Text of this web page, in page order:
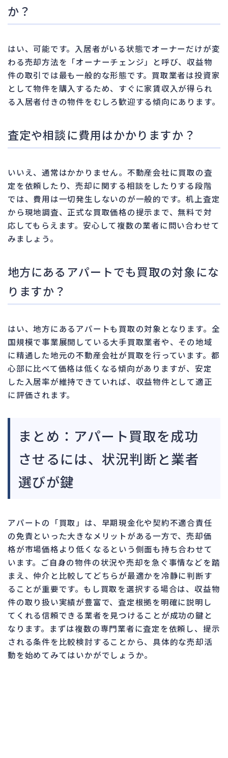
か？
はい、可能です。入居者がいる状態でオーナーだけが変
わる売却方法を「オーナーチェンジ」と呼び、収益物
件の取引では最も一般的な形態です。買取業者は投資家
として物件を購入するため、すぐに家賃収入が得られ
る入居者付きの物件をむしろ歓迎する傾向にあります。
査定や相談に費用はかかりますか？
いいえ、通常はかかりません。不動産会社に買取の査
定を依頼したり、売却に関する相談をしたりする段階
では、費用は一切発生しないのが一般的です。机上査定
から現地調査、正式な買取価格の提示まで、無料で対
応してもらえます。安心して複数の業者に問い合わせて
みましょう。
地方にあるアパートでも買取の対象にな
りますか？
はい、地方にあるアパートも買取の対象となります。全
国規模で事業展開している大手買取業者や、その地域
に精通した地元の不動産会社が買取を行っています。都
心部に比べて価格は低くなる傾向がありますが、安定
した入居率が維持できていれば、収益物件として適正
に評価されます。
まとめ：アパート買取を成功
させるには、状況判断と業者
選びが鍵
アパートの「買取」は、早期現金化や契約不適合責任
の免責といった大きなメリットがある一方で、売却価
格が市場価格より低くなるという側面も持ち合わせて
います。ご自身の物件の状況や売却を急ぐ事情などを踏
まえ、仲介と比較してどちらが最適かを冷静に判断す
ることが重要です。もし買取を選択する場合は、収益物
件の取り扱い実績が豊富で、査定根拠を明確に説明し
てくれる信頼できる業者を見つけることが成功の鍵と
なります。まずは複数の専門業者に査定を依頼し、提示
される条件を比較検討することから、具体的な売却活
動を始めてみてはいかがでしょうか。